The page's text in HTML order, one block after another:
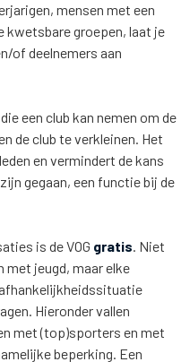
mensen met een
kwetsbare groepen, laat je
of deelnemers aan
een club kan nemen om de
de club te verkleinen. Het
en vermindert de kans
gegaan, een functie bij de
is de VOG gratis. Niet
met jeugd, maar elke
Hieronder vallen
met (top)sporters en met
beperking. Een